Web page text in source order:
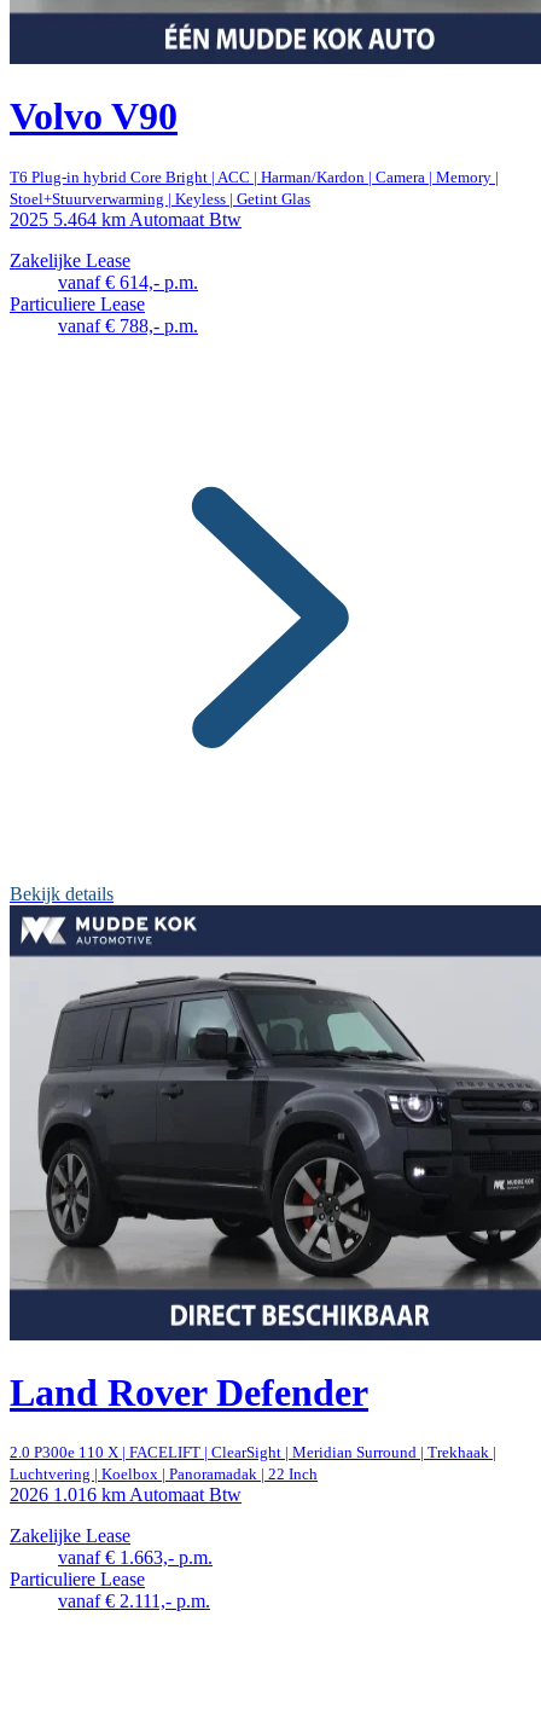
Volvo V90
T6 Plug-in hybrid Core Bright | ACC | Harman/Kardon | Camera | Memory |
Stoel+Stuurverwarming | Keyless | Getint Glas
2025 5.464 km Automaat Btw
Zakelijke Lease
vanaf € 614,- p.m.
Particuliere Lease
vanaf € 788,- p.m.
Bekijk details
Land Rover Defender
2.0 P300e 110 X | FACELIFT | ClearSight | Meridian Surround | Trekhaak |
Luchtvering | Koelbox | Panoramadak | 22 Inch
2026 1.016 kmAutomaatBtw
Zakelijke Lease
vanaf € 1.663,- p.m.
Particuliere Lease
vanaf € 2.111,- p.m.